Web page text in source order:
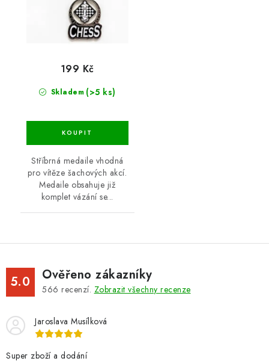
Skladem (>5 ks)
199 Kč
Stříbrná medaile vhodná
pro vítěze šachových akcí.
Medaile obsahuje již
komplet vázání se...
5.0 Ověřeno zákazníky
566 recenzí. Zobrazit všechny recenze
Jaroslava Musílková
Super zboží a dodání